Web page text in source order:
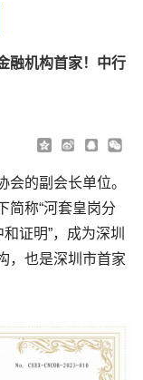
融机构首家！中行
会的副会长单位。
简称“河套皇岗分
证明”，成为深圳
，也是深圳市首家